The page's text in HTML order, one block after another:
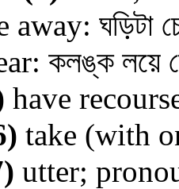
ঘড়িটা
কলঙ্ক লয়ে
have
take (with
utter;